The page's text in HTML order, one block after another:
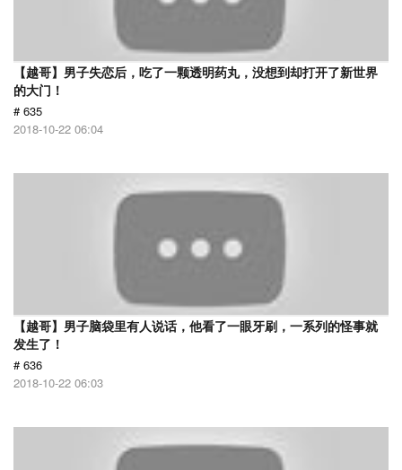
【越哥】男子失恋后，吃了一颗透明药丸，没想到却打开了新世界
的大门！
# 635
2018-10-22 06:04
【越哥】男子脑袋里有人说话，他看了一眼牙刷，一系列的怪事就
发生了！
# 636
2018-10-22 06:03